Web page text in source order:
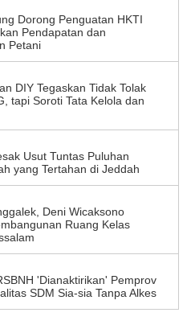
Dorong Penguatan HKTI
Pendapatan dan
Petani
DIY Tegaskan Tidak Tolak
tapi Soroti Tata Kelola dan
Usut Tuntas Puluhan
yang Tertahan di Jeddah
Deni Wicaksono
Ruang Kelas
'Dianaktirikan' Pemprov
SDM Sia-sia Tanpa Alkes